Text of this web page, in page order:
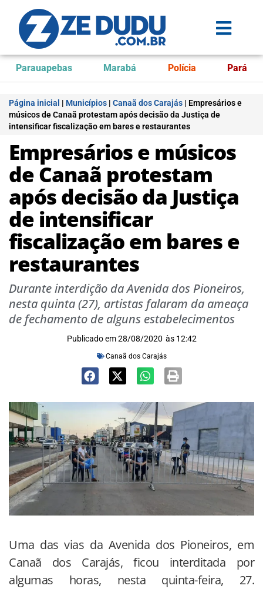
Parauapebas Marabá Polícia Pará
Página inicial | Municípios | Canaã dos Carajás | Empresários e
músicos de Canaã protestam após decisão da Justiça de
intensificar fiscalização em bares e restaurantes
Empresários e músicos
de Canaã protestam
após decisão da Justiça
de intensificar
fiscalização em bares e
restaurantes
Durante interdição da Avenida dos Pioneiros,
nesta quinta (27), artistas falaram da ameaça
de fechamento de alguns estabelecimentos
Publicado em 28/08/2020 às 12:42
Canaã dos Carajás
Uma das vias da Avenida dos Pioneiros, em
Canaã dos Carajás, ficou interditada por
algumas horas, nesta quinta-feira, 27.